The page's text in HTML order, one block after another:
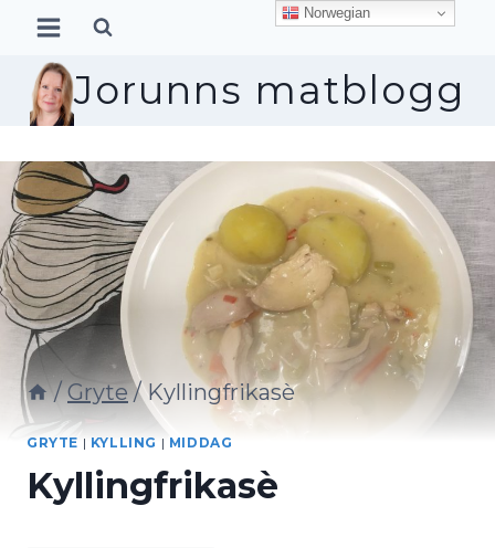
Skip
contentJorunns matblogg
/ Gryte / Kyllingfrikasè
GRYTE | KYLLING | MIDDAG
Kyllingfrikasè
Norwegian